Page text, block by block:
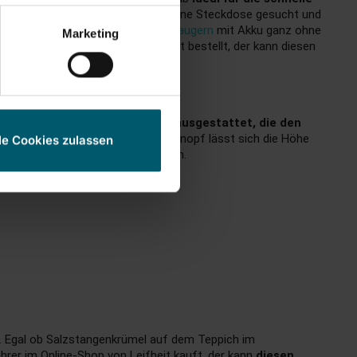
Marketing
Cookies zulassen
erst das Kabel abgewickelt, eine Steckdose gesucht und
im Vergleich zu Staubsaugern mit Akku ganz ohne
einen Teppichkehrer von Leifheit bestellt, der kann diesen
mit
innovativen Kehrbürsten ausgestattet, die den
. Denn über einen großen Drehknopf lässt sich die Höhe
einfach hin und herschrieben.
ob Salzstangenkrümel auf dem Teppich im